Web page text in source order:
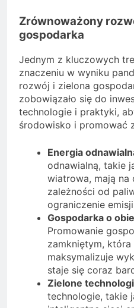
Zrównoważony
gospodarka
Jednym z kluczowych
znaczeniu w wyniku
rozwój i zielona
zobowiązało się do
technologie i praktyki,
środowisko i promować
Energia
odnawialną, takie
wiatrowa, mają na
zależności od
ograniczenie
Gospodarka o
Promowanie
zamkniętym,
maksymalizuje
staje się coraz
Zielone
technologie, takie